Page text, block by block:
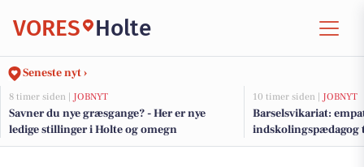
VORES Holte
Seneste nyt ›
8 timer siden | JOBNYT
Savner du nye græsgange? - Her er nye
ledige stillinger i Holte og omegn
10 timer siden | JOBNYT
Barselsvikariat:
indskolingspædagog
for autisme-elever i